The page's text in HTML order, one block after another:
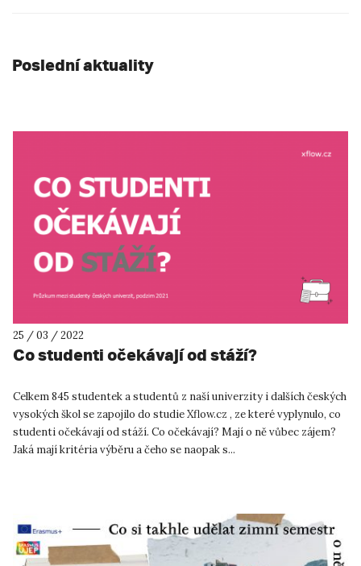
Poslední aktuality
25 / 03 / 2022
Co studenti očekávají od stáží?
Celkem 845 studentek a studentů z naší univerzity i dalších českých
vysokých škol se zapojilo do studie Xflow.cz , ze které vyplynulo, co
studenti očekávají od stáží. Co očekávají? Mají o ně vůbec zájem?
Jaká mají kritéria výběru a čeho se naopak s...